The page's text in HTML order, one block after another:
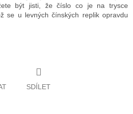
být jisti, že číslo co je na trysce
se u levných čínských replik opravdu
SDÍLET